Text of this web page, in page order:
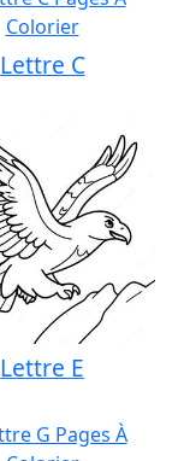
Lettre C
Lettre E